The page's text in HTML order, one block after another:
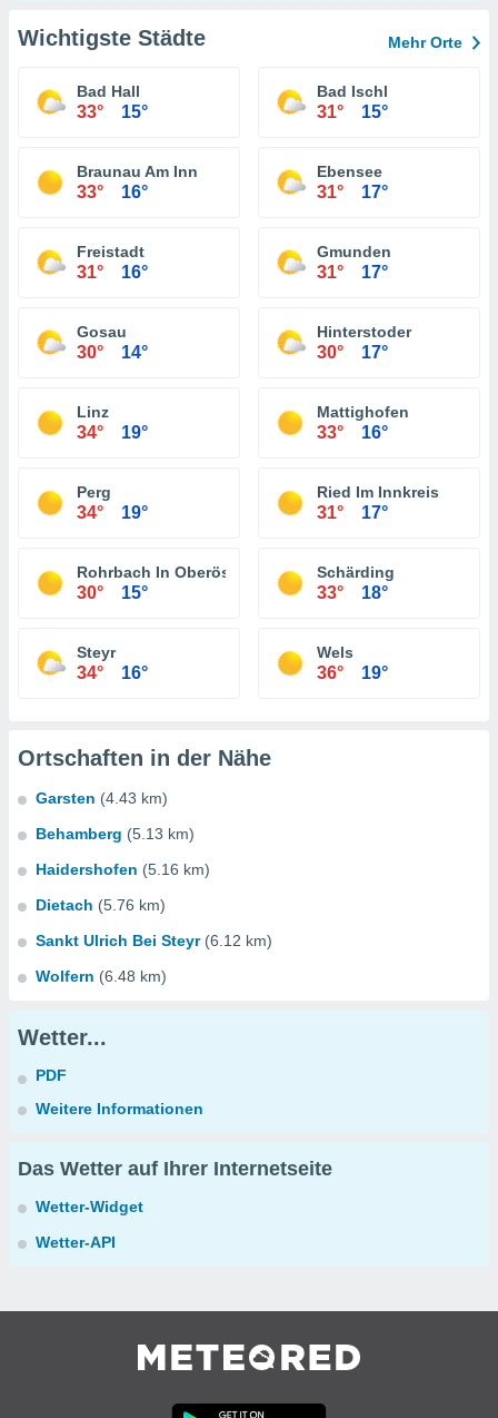
Wichtigste Städte Mehr Orte
Bad Hall
33° 15°
Bad Ischl
31° 15°
Braunau Am Inn
33° 16°
Ebensee
31° 17°
Freistadt
31° 16°
Gmunden
31° 17°
Gosau
30° 14°
Hinterstoder
30° 17°
Linz
34° 19°
Mattighofen
33° 16°
Perg
34° 19°
Ried Im Innkreis
31° 17°
Rohrbach In Oberösterreich
30° 15°
Schärding
33° 18°
Steyr
34° 16°
Wels
36° 19°
Ortschaften in der Nähe
Garsten (4.43 km)
Behamberg (5.13 km)
Haidershofen (5.16 km)
Dietach (5.76 km)
Sankt Ulrich Bei Steyr (6.12 km)
Wolfern (6.48 km)
Wetter...
PDF
Weitere Informationen
Das Wetter auf Ihrer Internetseite
Wetter-Widget
Wetter-API